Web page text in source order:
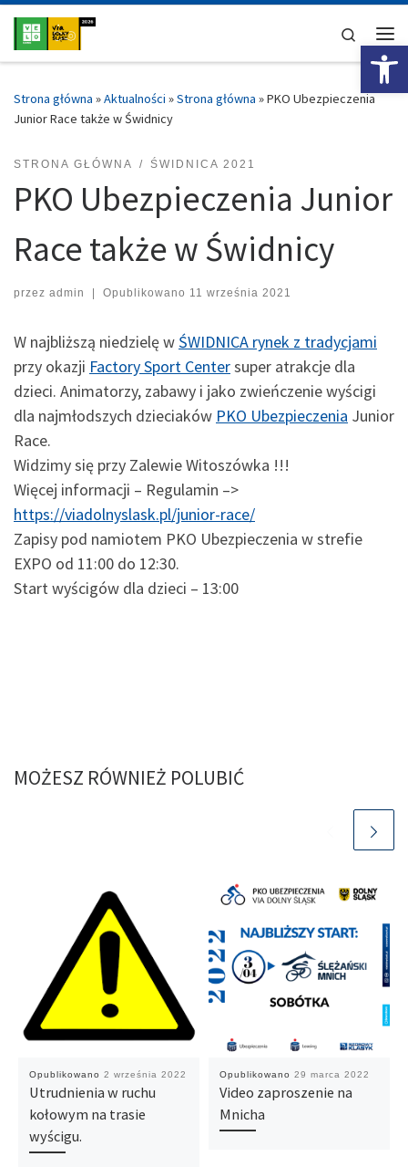
Przejdź do treści
Search
Strona główna »Aktualności »Strona główna »PKO Ubezpieczenia
Junior Race także w Świdnicy
STRONA GŁÓWNA ŚWIDNICA 2021
PKO Ubezpieczenia Junior
Race także w Świdnicy
przez admin | Opublikowano 11 września 2021
W najbliższą niedzielę w ŚWIDNICA rynek z tradycjami
przy okazji Factory Sport Centersuper atrakcje dla
dzieci. Animatorzy, zabawy i jako zwieńczenie wyścigi
dla najmłodszych dzieciaków PKO Ubezpieczenia Junior
Race.
Widzimy się przy Zalewie Witoszówka !!!
Więcej informacji – Regulamin –>
https://viadolnyslask.pl/junior-race/
Zapisy pod namiotem PKO Ubezpieczenia w strefie
EXPO od 11:00 do 12:30.
Start wyścigów dla dzieci – 13:00
MOŻESZ RÓWNIEŻ POLUBIĆ
Opublikowano 2 września 2022
Utrudnienia w ruchu
kołowym na trasie
wyścigu.
Opublikowano 29 marca 2022
Video zaproszenie na
Mnicha